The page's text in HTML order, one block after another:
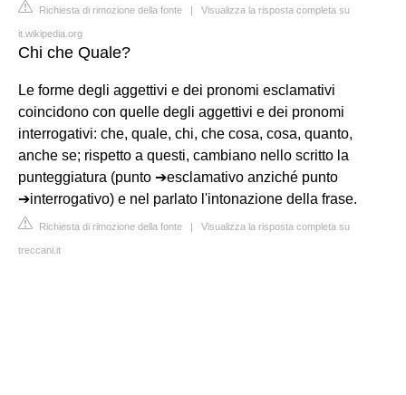
Richiesta di rimozione della fonte | Visualizza la risposta completa su
it.wikipedia.org
Chi che Quale?
Le forme degli aggettivi e dei pronomi esclamativi
coincidono con quelle degli aggettivi e dei pronomi
interrogativi: che, quale, chi, che cosa, cosa, quanto,
anche se; rispetto a questi, cambiano nello scritto la
punteggiatura (punto ➔esclamativo anziché punto
➔interrogativo) e nel parlato l'intonazione della frase.
Richiesta di rimozione della fonte | Visualizza la risposta completa su
treccani.it